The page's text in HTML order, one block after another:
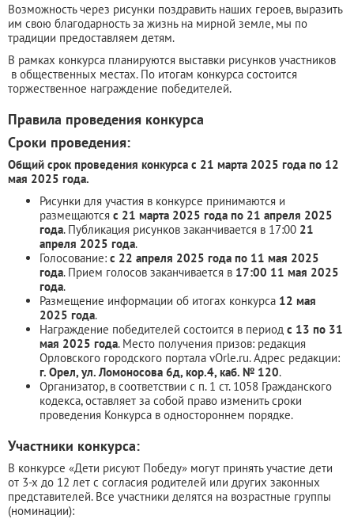
Возможность через рисунки поздравить наших героев, выразить
им свою благодарность за жизнь на мирной земле, мы по
традиции предоставляем детям.
В рамках конкурса планируются выставки рисунков участников
в общественных местах. По итогам конкурса состоится
торжественное награждение победителей.
Правила проведения конкурса
Сроки проведения:
Общий срок проведения конкурса с 21 марта 2025 года по 12
мая 2025 года.
Рисунки для участия в конкурсе принимаются и
размещаются с 21 марта 2025 года по 21 апреля 2025
года. Публикация рисунков заканчивается в 17:00 21
апреля 2025 года.
Голосование: с 22 апреля 2025 года по 11 мая 2025
года. Прием голосов заканчивается в 17:00 11 мая 2025
года.
Размещение информации об итогах конкурса 12 мая
2025 года.
Награждение победителей состоится в период с 13 по 31
мая 2025 года. Место получения призов: редакция
Орловского городского портала vOrle.ru. Адрес редакции:
г. Орел, ул. Ломоносова 6д, кор.4, каб. № 120.
Организатор, в соответствии с п. 1 ст. 1058 Гражданского
кодекса, оставляет за собой право изменить сроки
проведения Конкурса в одностороннем порядке.
Участники конкурса:
В конкурсе «Дети рисуют Победу» могут принять участие дети
от 3-х до 12 лет с согласия родителей или других законных
представителей. Все участники делятся на возрастные группы
(номинации):